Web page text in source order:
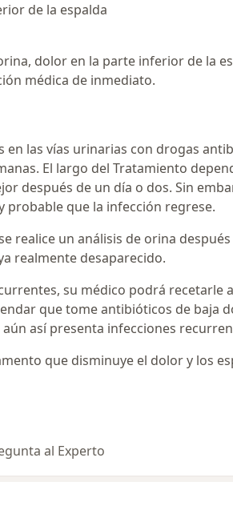
de la espalda
dolor en la parte inferior de la
médica de inmediato.
en las vías urinarias con drogas
El largo del Tratamiento
después de un día o dos. Sin
probable que la infección regrese.
realice un análisis de orina
realmente desaparecido.
su médico podrá
que tome antibióticos de baja
aún así presenta infecciones
que disminuye el dolor y los
al Experto